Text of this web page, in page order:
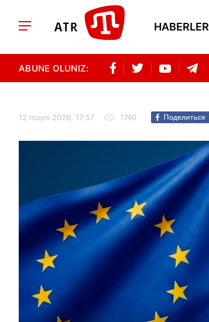
HABERLER
ABUNE OLUNIZ:
12 mayıs 2026, 17:57 1740